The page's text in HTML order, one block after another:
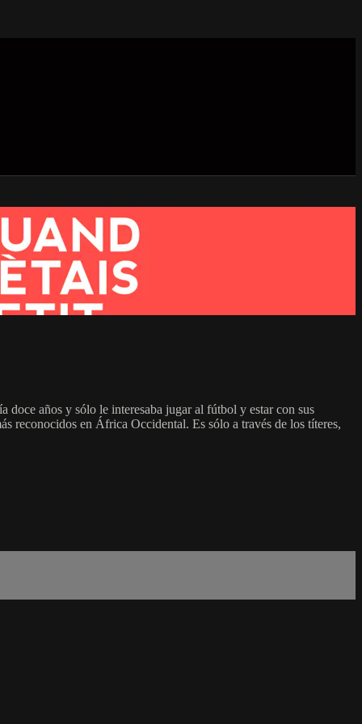
doce años y sólo le interesaba jugar al fútbol y estar con sus
reconocidos en África Occidental. Es sólo a través de los títeres,